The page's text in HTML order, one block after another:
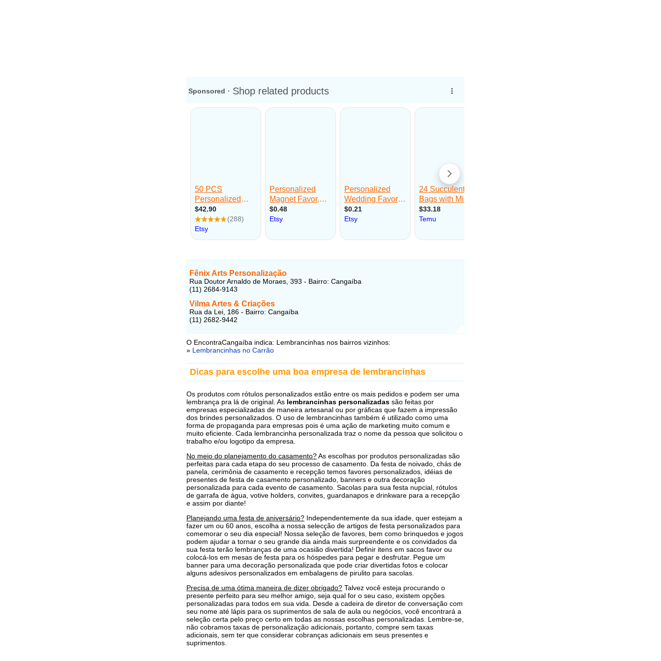
Fênix Arts Personalização
Rua Doutor Arnaldo de Moraes, 393 - Bairro: Cangaíba
(11) 2684-9143
Vilma Artes & Criações
Rua da Lei, 186 - Bairro: Cangaíba
(11) 2682-9442
O EncontraCangaíba indica: Lembrancinhas nos bairros vizinhos:
» Lembrancinhas no Carrão
Dicas para escolhe uma boa empresa de lembrancinhas
Os produtos com rótulos personalizados estão entre os mais pedidos e podem ser uma
lembrança pra lá de original. As lembrancinhas personalizadas são feitas por
empresas especializadas de maneira artesanal ou por gráficas que fazem a impressão
dos brindes personalizados. O uso de lembrancinhas também é utilizado como uma
forma de propaganda para empresas pois é uma ação de marketing muito comum e
muito eficiente. Cada lembrancinha personalizada traz o nome da pessoa que solicitou o
trabalho e/ou logotipo da empresa.
No meio do planejamento do casamento?As escolhas por produtos personalizadas são
perfeitas para cada etapa do seu processo de casamento. Da festa de noivado, chás de
panela, cerimônia de casamento e recepção temos favores personalizados, idéias de
presentes de festa de casamento personalizado, banners e outra decoração
personalizada para cada evento de casamento. Sacolas para sua festa nupcial, rótulos
de garrafa de água, votive holders, convites, guardanapos e drinkware para a recepção
e assim por diante!
Planejando uma festa de aniversário? Independentemente da sua idade, quer estejam a
fazer um ou 60 anos, escolha a nossa selecção de artigos de festa personalizados para
comemorar o seu dia especial! Nossa seleção de favores, bem como brinquedos e jogos
podem ajudar a tornar o seu grande dia ainda mais surpreendente e os convidados da
sua festa terão lembranças de uma ocasião divertida! Definir itens em sacos favor ou
colocá-los em mesas de festa para os hóspedes para pegar e desfrutar. Pegue um
banner para uma decoração personalizada que pode criar divertidas fotos e colocar
alguns adesivos personalizados em embalagens de pirulito para sacolas.
Precisa de uma ótima maneira de dizer obrigado? Talvez você esteja procurando o
presente perfeito para seu melhor amigo, seja qual for o seu caso, existem opções
personalizadas para todos em sua vida. Desde a cadeira de diretor de conversação com
seu nome até lápis para os suprimentos de sala de aula ou negócios, você encontrará a
seleção certa pelo preço certo em todas as nossas escolhas personalizadas. Lembre-se,
não cobramos taxas de personalização adicionais, portanto, compre sem taxas
adicionais, sem ter que considerar cobranças adicionais em seus presentes e
suprimentos.